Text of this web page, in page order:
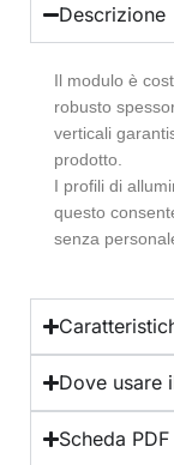
Descrizione
Il modulo è
robusto
verticali
prodotto.
I profili di
questo
senza
Dove usare
Scheda PDF